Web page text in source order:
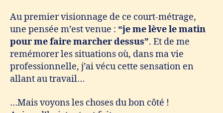
Au premier visionnage de ce court-métrage,
une pensée m’est venue : “je me lève le matin
pour me faire marcher dessus”. Et de me
remémorer les situations où, dans ma vie
professionnelle, j’ai vécu cette sensation en
allant au travail…
…Mais voyons les choses du bon côté !